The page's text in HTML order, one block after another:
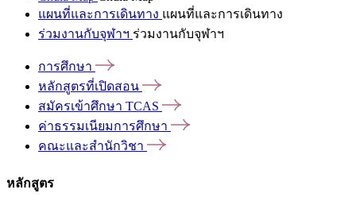
แผนที่และการเดินทาง แผนที่และการเดินทาง
ร่วมงานกับจุฬาฯ ร่วมงานกับจุฬาฯ
การศึกษา
หลักสูตรที่เปิดสอน
สมัครเข้าศึกษา TCAS
ค่าธรรมเนียมการศึกษา
คณะและสำนักวิชา
หลักสูตร